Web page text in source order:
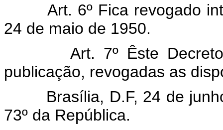
Art. 6º Fica revogado
24 de maio de 1950.
Art. 7º Êste Decreto
publicação, revogadas as
Brasília, D.F, 24 de junho
73º da República.